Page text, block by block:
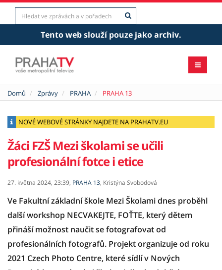
Tento web slouží pouze jako archiv.
Domů Zprávy PRAHA PRAHA 13
NOVÉ WEBOVÉ STRÁNKY NAJDETE NA PRAHATV.EU
Žáci FZŠ Mezi školami se učili
profesionální fotce i etice
27. května 2024, 23:39, PRAHA 13, Kristýna Svobodová
Ve Fakultní základní škole Mezi Školami dnes proběhl
další workshop NECVAKEJTE, FOŤTE, který dětem
přináší možnost naučit se fotografovat od
profesionálních fotografů. Projekt organizuje od roku
2021 Czech Photo Centre, které sídlí v Nových